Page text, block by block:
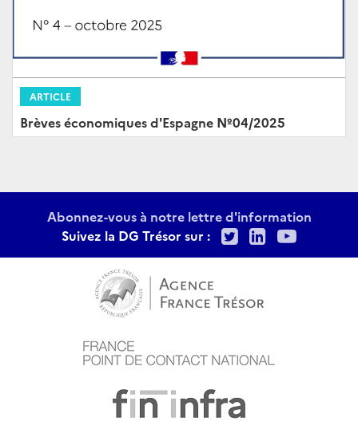
ARTICLE
Brèves économiques d'Espagne Nº04/2025
Abonnez-vous à notre lettre d'information
Suivez la DG Trésor sur :
TwitterLinkedIn